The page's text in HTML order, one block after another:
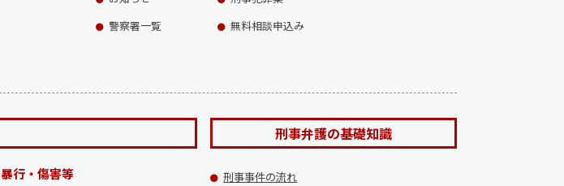
警察署一覧
無料相談申込み
暴行・傷害等
刑事弁護の基礎知識
刑事事件の流れ